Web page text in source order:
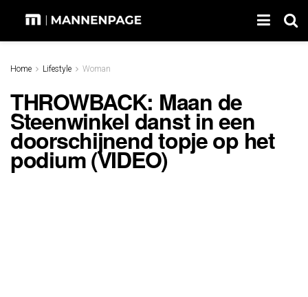
Home Lifestyle Woman
THROWBACK: Maan de
Steenwinkel danst in een
doorschijnend topje op het
podium (VIDEO)